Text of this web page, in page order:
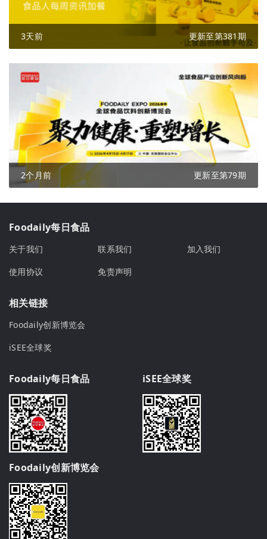
3天前 更新至第381期
2个月前 更新至第79期
Foodaily每日食品
关于我们 联系我们
加入我们
使用协议
免责声明
相关链接
Foodaily创新博览会
iSEE全球奖
Foodaily每日食品 iSEE全球奖
Foodaily创新博览会